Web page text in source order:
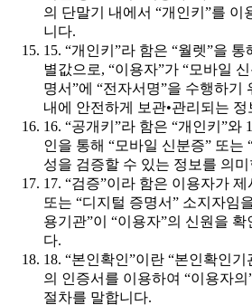
의 단말기 내에서 “개인키”를 이
니다.
15. “개인키”라 함은 “월렛”을
별값으로, “이용자”가 “모바일
명서”에 “전자서명”을 수행하기
내에 안전하게 보관•관리되는
16. “공개키”라 함은 “개인키”와
인을 통해 “모바일 신분증” 또는
성을 검증할 수 있는 정보를 의
17. “검증”이라 함은 이용자가
또는 “디지털 증명서” 소지자임
용기관”이 “이용자”의 신원을 확
다.
18. “본인확인”이란 “본인확인
의 인증서를 이용하여 “이용자
절차를 말합니다.